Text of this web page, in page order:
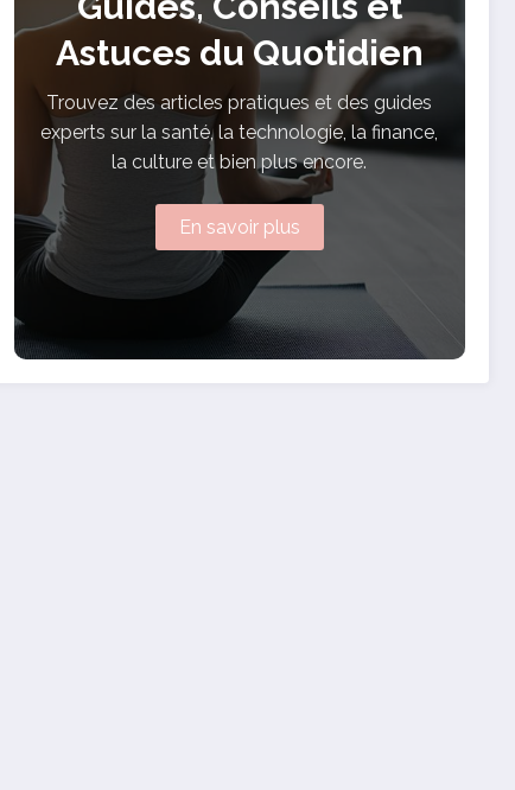
Astuces du Quotidien
Trouvez des articles pratiques et des guides
experts sur la santé, la technologie, la finance,
la culture et bien plus encore.
En savoir plus